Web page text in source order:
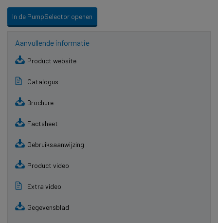
In de PumpSelector openen
Aanvullende informatie
Product website
Catalogus
Brochure
Factsheet
Gebruiksaanwijzing
Product video
Extra video
Gegevensblad